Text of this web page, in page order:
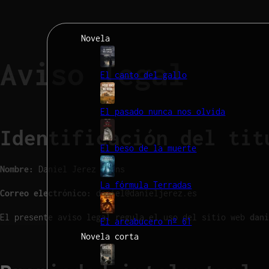
Novela
El canto del gallo
El pasado nunca nos olvida
El beso de la muerte
La fórmula Terradas
El arcabucero nº 61
Novela corta
Aviso legal
Identificación del
Nombre: Daniel Jerez Torns
Correo electrónico: se.zerejleinad@leinad
El presente aviso legal regula el uso del sitio web